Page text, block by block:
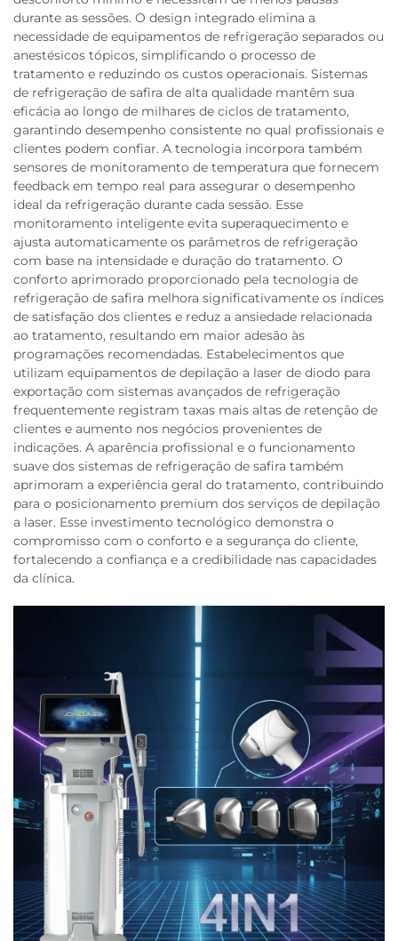
durante as sessões. O design integrado elimina a
necessidade de equipamentos de refrigeração separados ou
anestésicos tópicos, simplificando o processo de
tratamento e reduzindo os custos operacionais. Sistemas
de refrigeração de safira de alta qualidade mantêm sua
eficácia ao longo de milhares de ciclos de tratamento,
garantindo desempenho consistente no qual profissionais e
clientes podem confiar. A tecnologia incorpora também
sensores de monitoramento de temperatura que fornecem
feedback em tempo real para assegurar o desempenho
ideal da refrigeração durante cada sessão. Esse
monitoramento inteligente evita superaquecimento e
ajusta automaticamente os parâmetros de refrigeração
com base na intensidade e duração do tratamento. O
conforto aprimorado proporcionado pela tecnologia de
refrigeração de safira melhora significativamente os índices
de satisfação dos clientes e reduz a ansiedade relacionada
ao tratamento, resultando em maior adesão às
programações recomendadas. Estabelecimentos que
utilizam equipamentos de depilação a laser de diodo para
exportação com sistemas avançados de refrigeração
frequentemente registram taxas mais altas de retenção de
clientes e aumento nos negócios provenientes de
indicações. A aparência profissional e o funcionamento
suave dos sistemas de refrigeração de safira também
aprimoram a experiência geral do tratamento, contribuindo
para o posicionamento premium dos serviços de depilação
a laser. Esse investimento tecnológico demonstra o
compromisso com o conforto e a segurança do cliente,
fortalecendo a confiança e a credibilidade nas capacidades
da clínica.